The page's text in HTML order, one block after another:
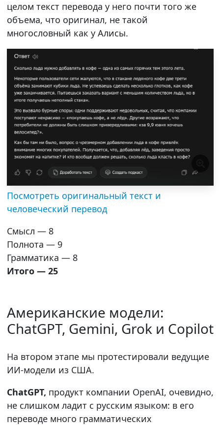
целом текст перевода у него почти того же
объема, что оригинал, не такой
многословный как у Алисы.
Посмотреть оригинальный текст и
человеческий перевод
Смысл — 8
Полнота — 9
Грамматика — 8
Итого — 25
Американские модели:
ChatGPT, Gemini, Grok и Copilot
На втором этапе мы протестировали ведущие
ИИ-модели из США.
ChatGPT, продукт компании OpenAI, очевидно,
не слишком ладит с русским языком: в его
переводе много грамматических